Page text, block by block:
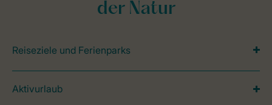
der Natur
Reiseziele und Ferienparks
Aktivurlaub